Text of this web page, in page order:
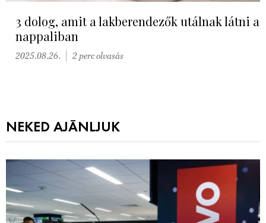
3 dolog, amit a lakberendezők utálnak látni a
nappaliban
2025.08.26. 2 perc olvasás
NEKED AJÁNLJUK